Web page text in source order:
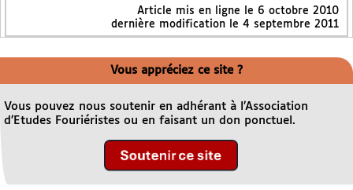
Article mis en ligne le 6 octobre 2010
dernière modification le 4 septembre 2011
Vous appréciez ce site ?
Vous pouvez nous soutenir en adhérant à l’Association
d’Etudes Fouriéristes ou en faisant un don ponctuel.